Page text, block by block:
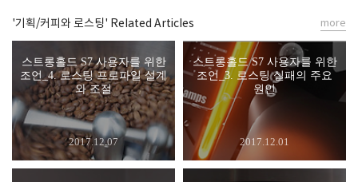
'기획/커피와 로스팅' Related Articles
스트롱홀드 S7 사용자를 위한
조언_4. 로스팅 프로파일 설계
와 조절
2017.12.07
스트롱홀드 S7 사용자를 위한
조언_3. 로스팅 실패의 주요
원인
2017.12.01
more